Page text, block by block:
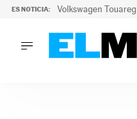
ES NOTICIA: Volkswagen Touareg